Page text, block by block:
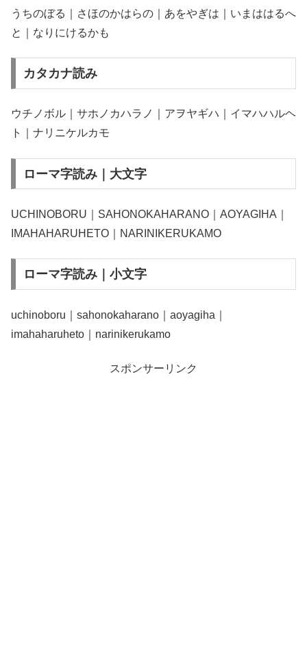
うちのぼる｜さほのかはらの｜あをやぎは｜いまははるへ
と｜なりにけるかも
カタカナ読み
ウチノボル｜サホノカハラノ｜アヲヤギハ｜イマハハルヘ
ト｜ナリニケルカモ
ローマ字読み｜大文字
UCHINOBORU｜SAHONOKAHARANO｜AOYAGIHA｜
IMAHAHARUHETO｜NARINIKERUKAMO
ローマ字読み｜小文字
uchinoboru｜sahonokaharano｜aoyagiha｜
imahaharuheto｜narinikerukamo
スポンサーリンク